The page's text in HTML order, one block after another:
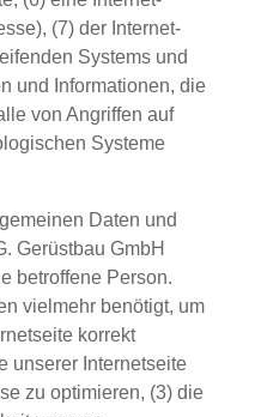
(7) der Internet-
Systems und
und Informationen, die
von Angriffen auf
Systeme
Daten und
Gerüstbau GmbH
betroffene Person.
vielmehr benötigt, um
korrekt
unserer Internetseite
zu optimieren, (3) die